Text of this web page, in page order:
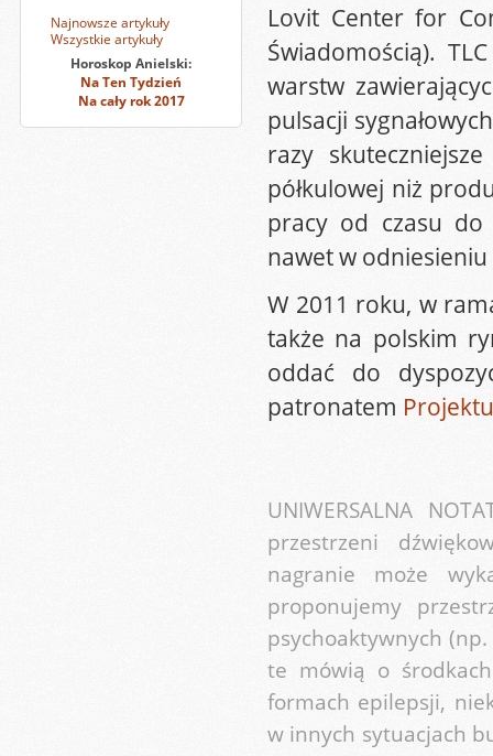
Najnowsze artykuły
Wszystkie artykuły
Horoskop Anielski:
Na Ten Tydzień
Na cały rok 2017
Lovit Center for
Świadomością).
warstw
pulsacji
razy
półkulowej niż
pracy od czasu do
nawet w
W 2011 roku, w
także na polskim
oddać do
patronatem
UNIWERSALNA
przestrzeni
nagranie może
proponujemy
psychoaktywnych
te mówią o
formach epilepsji,
w innych sytuacjach